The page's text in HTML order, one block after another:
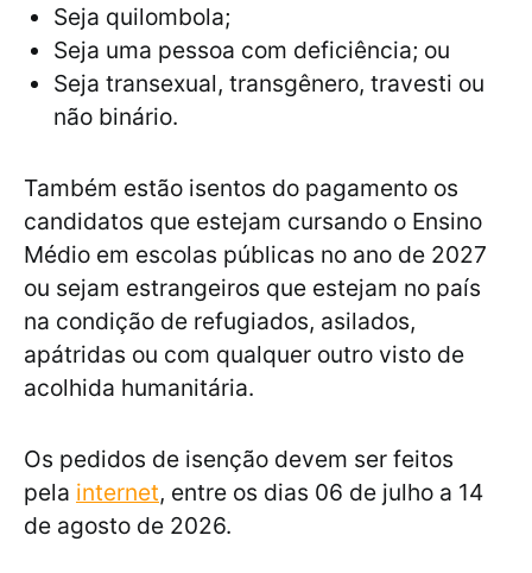
Seja quilombola;
Seja uma pessoa com deficiência; ou
Seja transexual, transgênero, travesti ou
não binário.
Também estão isentos do pagamento os
candidatos que estejam cursando o Ensino
Médio em escolas públicas no ano de 2027
ou sejam estrangeiros que estejam no país
na condição de refugiados, asilados,
apátridas ou com qualquer outro visto de
acolhida humanitária.
Os pedidos de isenção devem ser feitos
pela internet, entre os dias 06 de julho a 14
de agosto de 2026.